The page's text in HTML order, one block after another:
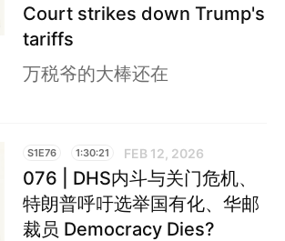
Court strikes down Trump's
tariffs
万税爷的大棒还在
S1E76 1:30:21 FEB 12, 2026
076 | DHS内斗与关门危机、
特朗普呼吁选举国有化、华邮
裁员 Democracy Dies?